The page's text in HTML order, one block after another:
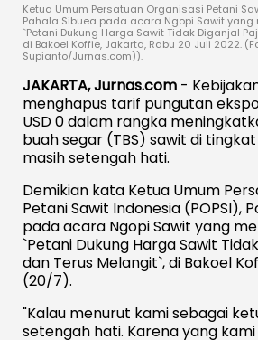
Ketua Umum Persatuan Organisasi Petani
Pahala Sibuea pada acara Ngopi Sawit
`Petani Dukung Harga Sawit Tidak Diganjal
di Bakoel Koffie, Jakarta, Rabu 20 Juli 2022.
Supianto/Jurnas.com)).
JAKARTA, Jurnas.com -
menghapus tarif pungutan
USD 0 dalam rangka
buah segar (TBS) sawit di
masih setengah hati.
Demikian kata Ketua Umum
Petani Sawit Indonesia (POPSI),
pada acara Ngopi Sawit yang
`Petani Dukung Harga Sawit
dan Terus Melangit`, di Bakoel
(20/7).
"Kalau menurut kami sebagai
setengah hati. Karena yang